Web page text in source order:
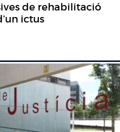
de rehabilitació
ictus